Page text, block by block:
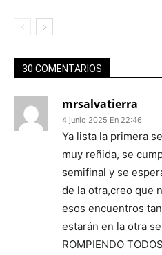
30 COMENTARIOS
mrsalvatierra
4 junio 2025 En 22:46
Ya lista la primera
muy reñida, se
semifinal y se
de la otra,creo que
esos encuentros
estarán en la otra
ROMPIENDO